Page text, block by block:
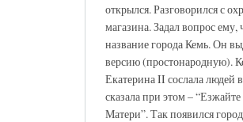
открылся. Разговорился с
магазина. Задал вопрос ему,
название города Кемь. Он
версию (простонародную).
Екатерина II сослала людей
сказала при этом –
Матери”. Так появился